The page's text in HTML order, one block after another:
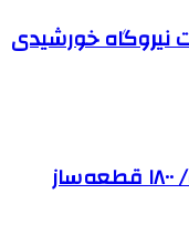
خورشیدی
بازار قطعه‌سازی رقابتی است/ ۱۸۰۰ قطعه‌ساز